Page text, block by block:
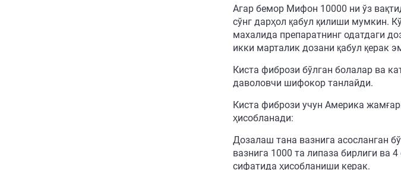
Агар бемор Мифон 10000 ни ўз
сўнг дарҳол қабул қилиши мумкин.
махалида препаратнинг одатдаги
икки марталик дозани қабул қерак
Киста фибрози бўлган болалар ва
даволовчи шифокор танлайди.
Киста фибрози учун Америка
ҳисобланади:
Дозалаш тана вазнига асосланган
вазнига 1000 та липаза бирлиги ва
сифатида ҳисобланиши керак.